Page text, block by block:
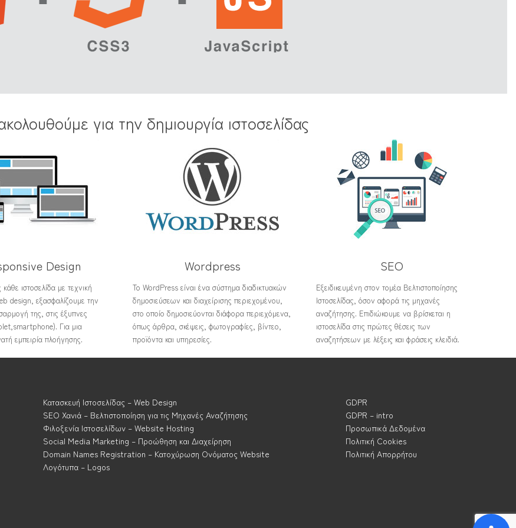
για την δημιουργία ιστοσελίδας
Design
ιστοσελίδα με τεχνική
design, εξασφαλίζουμε την
της, στις έξυπνες
Για μια
εμπειρία πλοήγησης.
Wordpress
Το WordPress είναι ένα σύστημα διαδικτυακών
δημοσιεύσεων και διαχείρισης περιεχομένου,
στο οποίο δημοσιεύονται διάφορα περιεχόμενα,
όπως άρθρα, σκέψεις, φωτογραφίες, βίντεο,
προϊόντα και υπηρεσίες.
SEO
Εξειδικευμένη στον τομέα Βελτιστοποίησης
Ιστοσελίδας, όσον αφορά τις μηχανές
αναζήτησης. Επιδιώκουμε να βρίσκεται η
ιστοσελίδα στις πρώτες θέσεις των
αναζητήσεων με λέξεις και φράσεις κλειδιά.
Κατασκευή Ιστοσελίδας – Web Design
SEO Χανιά – Βελτιστοποίηση για τις Μηχανές Αναζήτησης
Φιλοξενία Ιστοσελίδων – Website Hosting
Social Media Marketing – Προώθηση και Διαχείρηση
Domain Names Registration – Κατοχύρωση Ονόματος Website
Λογότυπα – Logos
GDPR
GDPR – intro
Προσωπικά Δεδομένα
Πολιτική Cookies
Πολιτική Απορρήτου